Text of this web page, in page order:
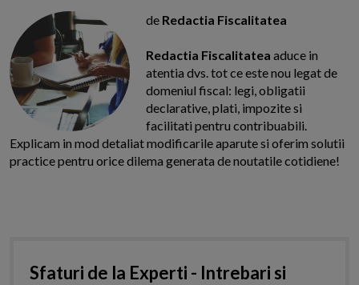
de Redactia Fiscalitatea
Redactia Fiscalitatea aduce in
atentia dvs. tot ce este nou legat de
domeniul fiscal: legi, obligatii
declarative, plati, impozite si
facilitati pentru contribuabili.
Explicam in mod detaliat modificarile aparute si oferim solutii
practice pentru orice dilema generata de noutatile cotidiene!
Sfaturi de la Experti - Intrebari si